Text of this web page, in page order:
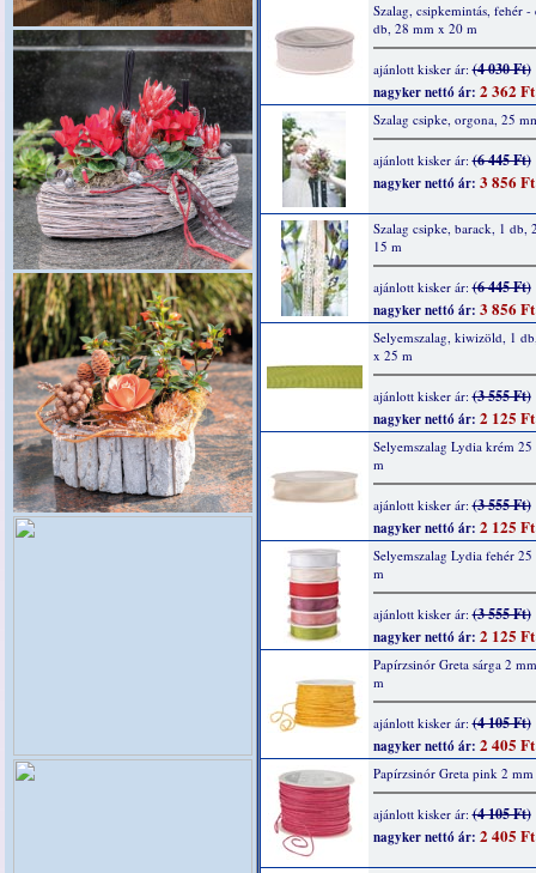
Szalag, csipkemintás, fehér -
db, 28 mm x 20 m
ajánlott kisker ár:(4 030 Ft)
nagyker nettó ár: 2 362 Ft
Szalag csipke, orgona, 25
ajánlott kisker ár:(6 445 Ft)
nagyker nettó ár: 3 856 Ft
Szalag csipke, barack, 1 db,
15 m
ajánlott kisker ár:(6 445 Ft)
nagyker nettó ár: 3 856 Ft
Selyemszalag, kiwizöld, 1
x 25 m
ajánlott kisker ár:(3 555 Ft)
nagyker nettó ár: 2 125 Ft
Selyemszalag Lydia krém
m
ajánlott kisker ár:(3 555 Ft)
nagyker nettó ár: 2 125 Ft
Selyemszalag Lydia fehér
m
ajánlott kisker ár:(3 555 Ft)
nagyker nettó ár: 2 125 Ft
Papírzsinór Greta sárga 2
m
ajánlott kisker ár:(4 105 Ft)
nagyker nettó ár: 2 405 Ft
Papírzsinór Greta pink 2
ajánlott kisker ár:(4 105 Ft)
nagyker nettó ár: 2 405 Ft